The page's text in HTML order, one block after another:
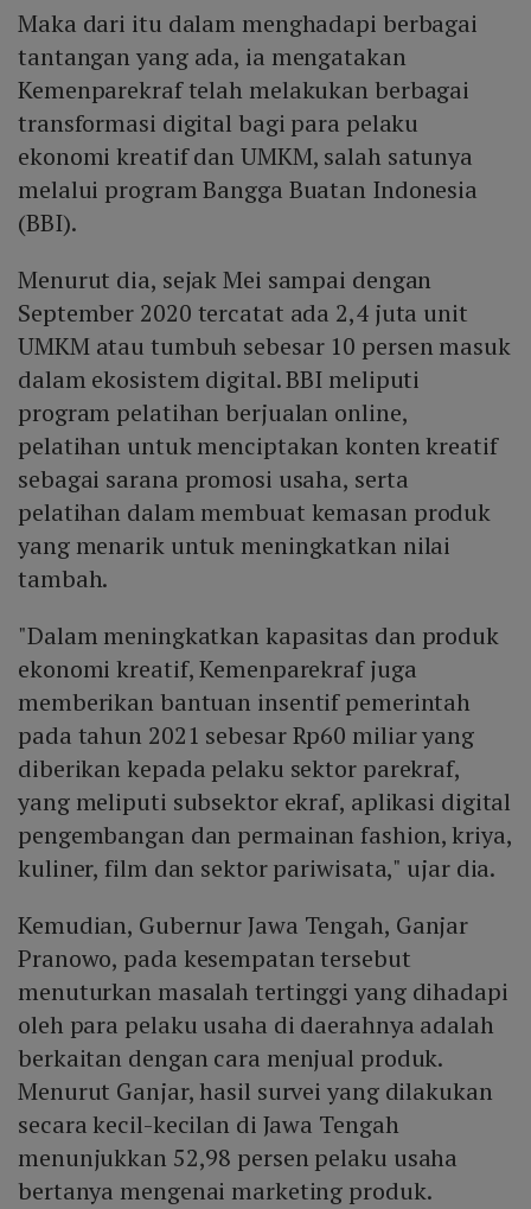
Maka dari itu dalam menghadapi berbagai
tantangan yang ada, ia mengatakan
Kemenparekraf telah melakukan berbagai
transformasi digital bagi para pelaku
ekonomi kreatif dan UMKM, salah satunya
melalui program Bangga Buatan Indonesia
(BBI).
Menurut dia, sejak Mei sampai dengan
September 2020 tercatat ada 2,4 juta unit
UMKM atau tumbuh sebesar 10 persen masuk
dalam ekosistem digital. BBI meliputi
program pelatihan berjualan online,
pelatihan untuk menciptakan konten kreatif
sebagai sarana promosi usaha, serta
pelatihan dalam membuat kemasan produk
yang menarik untuk meningkatkan nilai
tambah.
"Dalam meningkatkan kapasitas dan produk
ekonomi kreatif, Kemenparekraf juga
memberikan bantuan insentif pemerintah
pada tahun 2021 sebesar Rp60 miliar yang
diberikan kepada pelaku sektor parekraf,
yang meliputi subsektor ekraf, aplikasi digital
pengembangan dan permainan fashion, kriya,
kuliner, film dan sektor pariwisata," ujar dia.
Kemudian, Gubernur Jawa Tengah, Ganjar
Pranowo, pada kesempatan tersebut
menuturkan masalah tertinggi yang dihadapi
oleh para pelaku usaha di daerahnya adalah
berkaitan dengan cara menjual produk.
Menurut Ganjar, hasil survei yang dilakukan
secara kecil-kecilan di Jawa Tengah
menunjukkan 52,98 persen pelaku usaha
bertanya mengenai marketing produk.